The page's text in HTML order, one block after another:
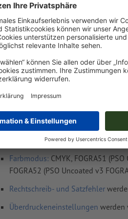
Druckdatenhinweise
A3-Quadrat
Datenformat (inkl. 2 mm
Endformat: 29,7 x 29,7 cm
Auflösung:300 dpi
umlaufend 2 mm
mm Abstand zum Endformat
müssen vollständig
Farbmodus: CMYK, FOGRA51
FOGRA52 (PSO Uncoated v3
Rechtschreib- und Satzfehler
Überdruckeneinstellungen werden